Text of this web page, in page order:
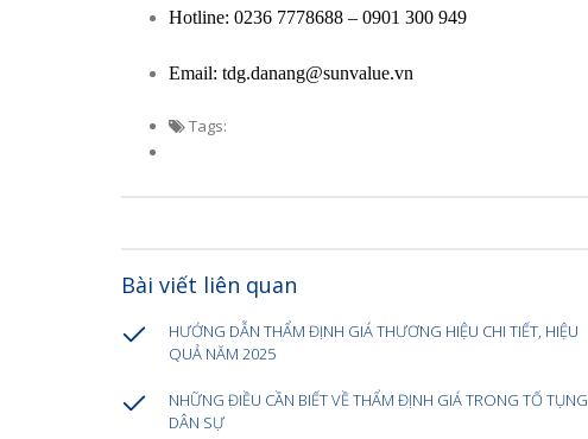
Hotline: 0236 7778688 – 0901 300 949
Email: tdg.danang@sunvalue.vn
Tags:
Bài viết liên quan
HƯỚNG DẪN THẨM ĐỊNH GIÁ THƯƠNG HIỆU CHI TIẾT, HIỆU
QUẢ NĂM 2025
NHỮNG ĐIỀU CẦN BIẾT VỀ THẨM ĐỊNH GIÁ TRONG TỐ TỤNG
DÂN SỰ